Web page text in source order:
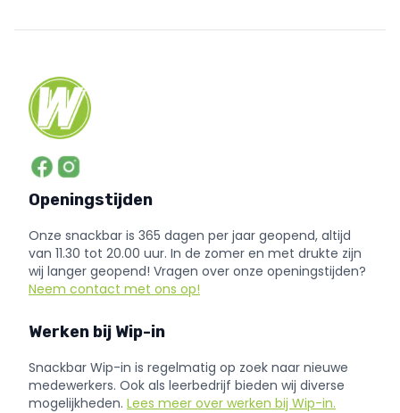
Openingstijden
Onze snackbar is 365 dagen per jaar geopend, altijd
van 11.30 tot 20.00 uur. In de zomer en met drukte zijn
wij langer geopend! Vragen over onze openingstijden?
Neem contact met ons op!
Werken bij Wip-in
Snackbar Wip-in is regelmatig op zoek naar nieuwe
medewerkers. Ook als leerbedrijf bieden wij diverse
mogelijkheden. Lees meer over werken bij Wip-in.